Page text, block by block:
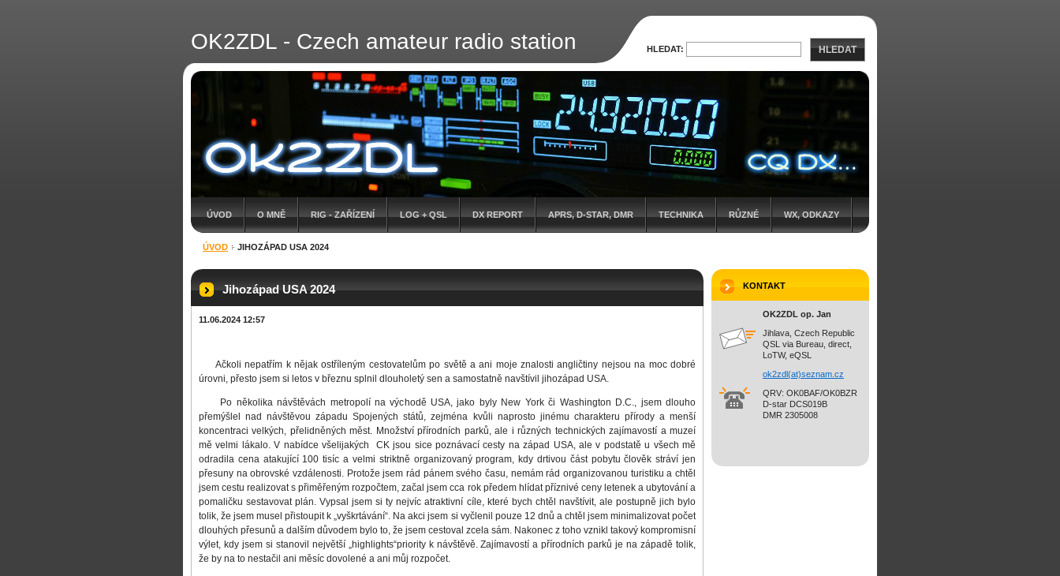
OK2ZDL - Czech amateur radio station
ÚVOD O MNĚ RIG - ZAŘÍZENÍ LOG + QSL DX REPORT APRS, D-STAR, DMR TECHNIKA RŮZNÉ WX, ODKAZY
ÚVOD JIHOZÁPAD USA 2024
Jihozápad USA 2024
11.06.2024 12:57
Ačkoli nepatřím k nějak ostříleným cestovatelům po světě a ani moje znalosti angličtiny nejsou na moc dobré
úrovni, přesto jsem si letos v březnu splnil dlouholetý sen a samostatně navštívil jihozápad USA.
Po několika návštěvách metropolí na východě USA, jako byly New York či Washington D.C., jsem dlouho
přemýšlel nad návštěvou západu Spojených států, zejména kvůli naprosto jinému charakteru přírody a menší
koncentraci velkých, přelidněných měst. Množství přírodních parků, ale i různých technických zajímavostí a muzeí
mě velmi lákalo. V nabídce všelijakých CK jsou sice poznávací cesty na západ USA, ale v podstatě u všech mě
odradila cena atakující 100 tisíc a velmi striktně organizovaný program, kdy drtivou část pobytu člověk stráví jen
přesuny na obrovské vzdálenosti. Protože jsem rád pánem svého času, nemám rád organizovanou turistiku a chtěl
jsem cestu realizovat s přiměřeným rozpočtem, začal jsem cca rok předem hlídat příznivé ceny letenek a ubytování a
pomaličku sestavovat plán. Vypsal jsem si ty nejvíc atraktivní cíle, které bych chtěl navštívit, ale postupně jich bylo
tolik, že jsem musel přistoupit k „vyškrtávání“. Na akci jsem si vyčlenil pouze 12 dnů a chtěl jsem minimalizovat počet
dlouhých přesunů a dalším důvodem bylo to, že jsem cestoval zcela sám. Nakonec z toho vznikl takový kompromisní
výlet, kdy jsem si stanovil největší „highlights“priority k návštěvě. Zajímavostí a přírodních parků je na západě tolik,
že by na to nestačil ani měsíc dovolené a ani můj rozpočet.
KONTAKT
OK2ZDL op. Jan
Jihlava, Czech Republic
QSL via Bureau, direct,
LoTW, eQSL
ok2zdl(at)seznam.cz
QRV: OK0BAF/OK0BZR
D-star DCS019B
DMR 2305008
HLEDAT: HLEDAT